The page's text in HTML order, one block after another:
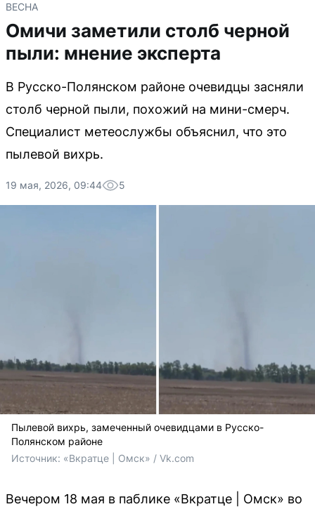
ВЕСНА
Омичи заметили столб черной
пыли: мнение эксперта
В Русско-Полянском районе очевидцы засняли
столб черной пыли, похожий на мини-смерч.
Специалист метеослужбы объяснил, что это
пылевой вихрь.
19 мая, 2026, 09:44 5
Пылевой вихрь, замеченный очевидцами в Русско-
Полянском районе
Источник: «Вкратце | Омск» / Vk.com
Вечером 18 мая в паблике «Вкратце | Омск» во